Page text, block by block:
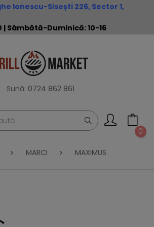
Ionescu-Sisești 226, Sector 1,
| Sâmbătă-Duminică: 10-16
Sună: 0724 862 861
0
MARCI MAXIMUS